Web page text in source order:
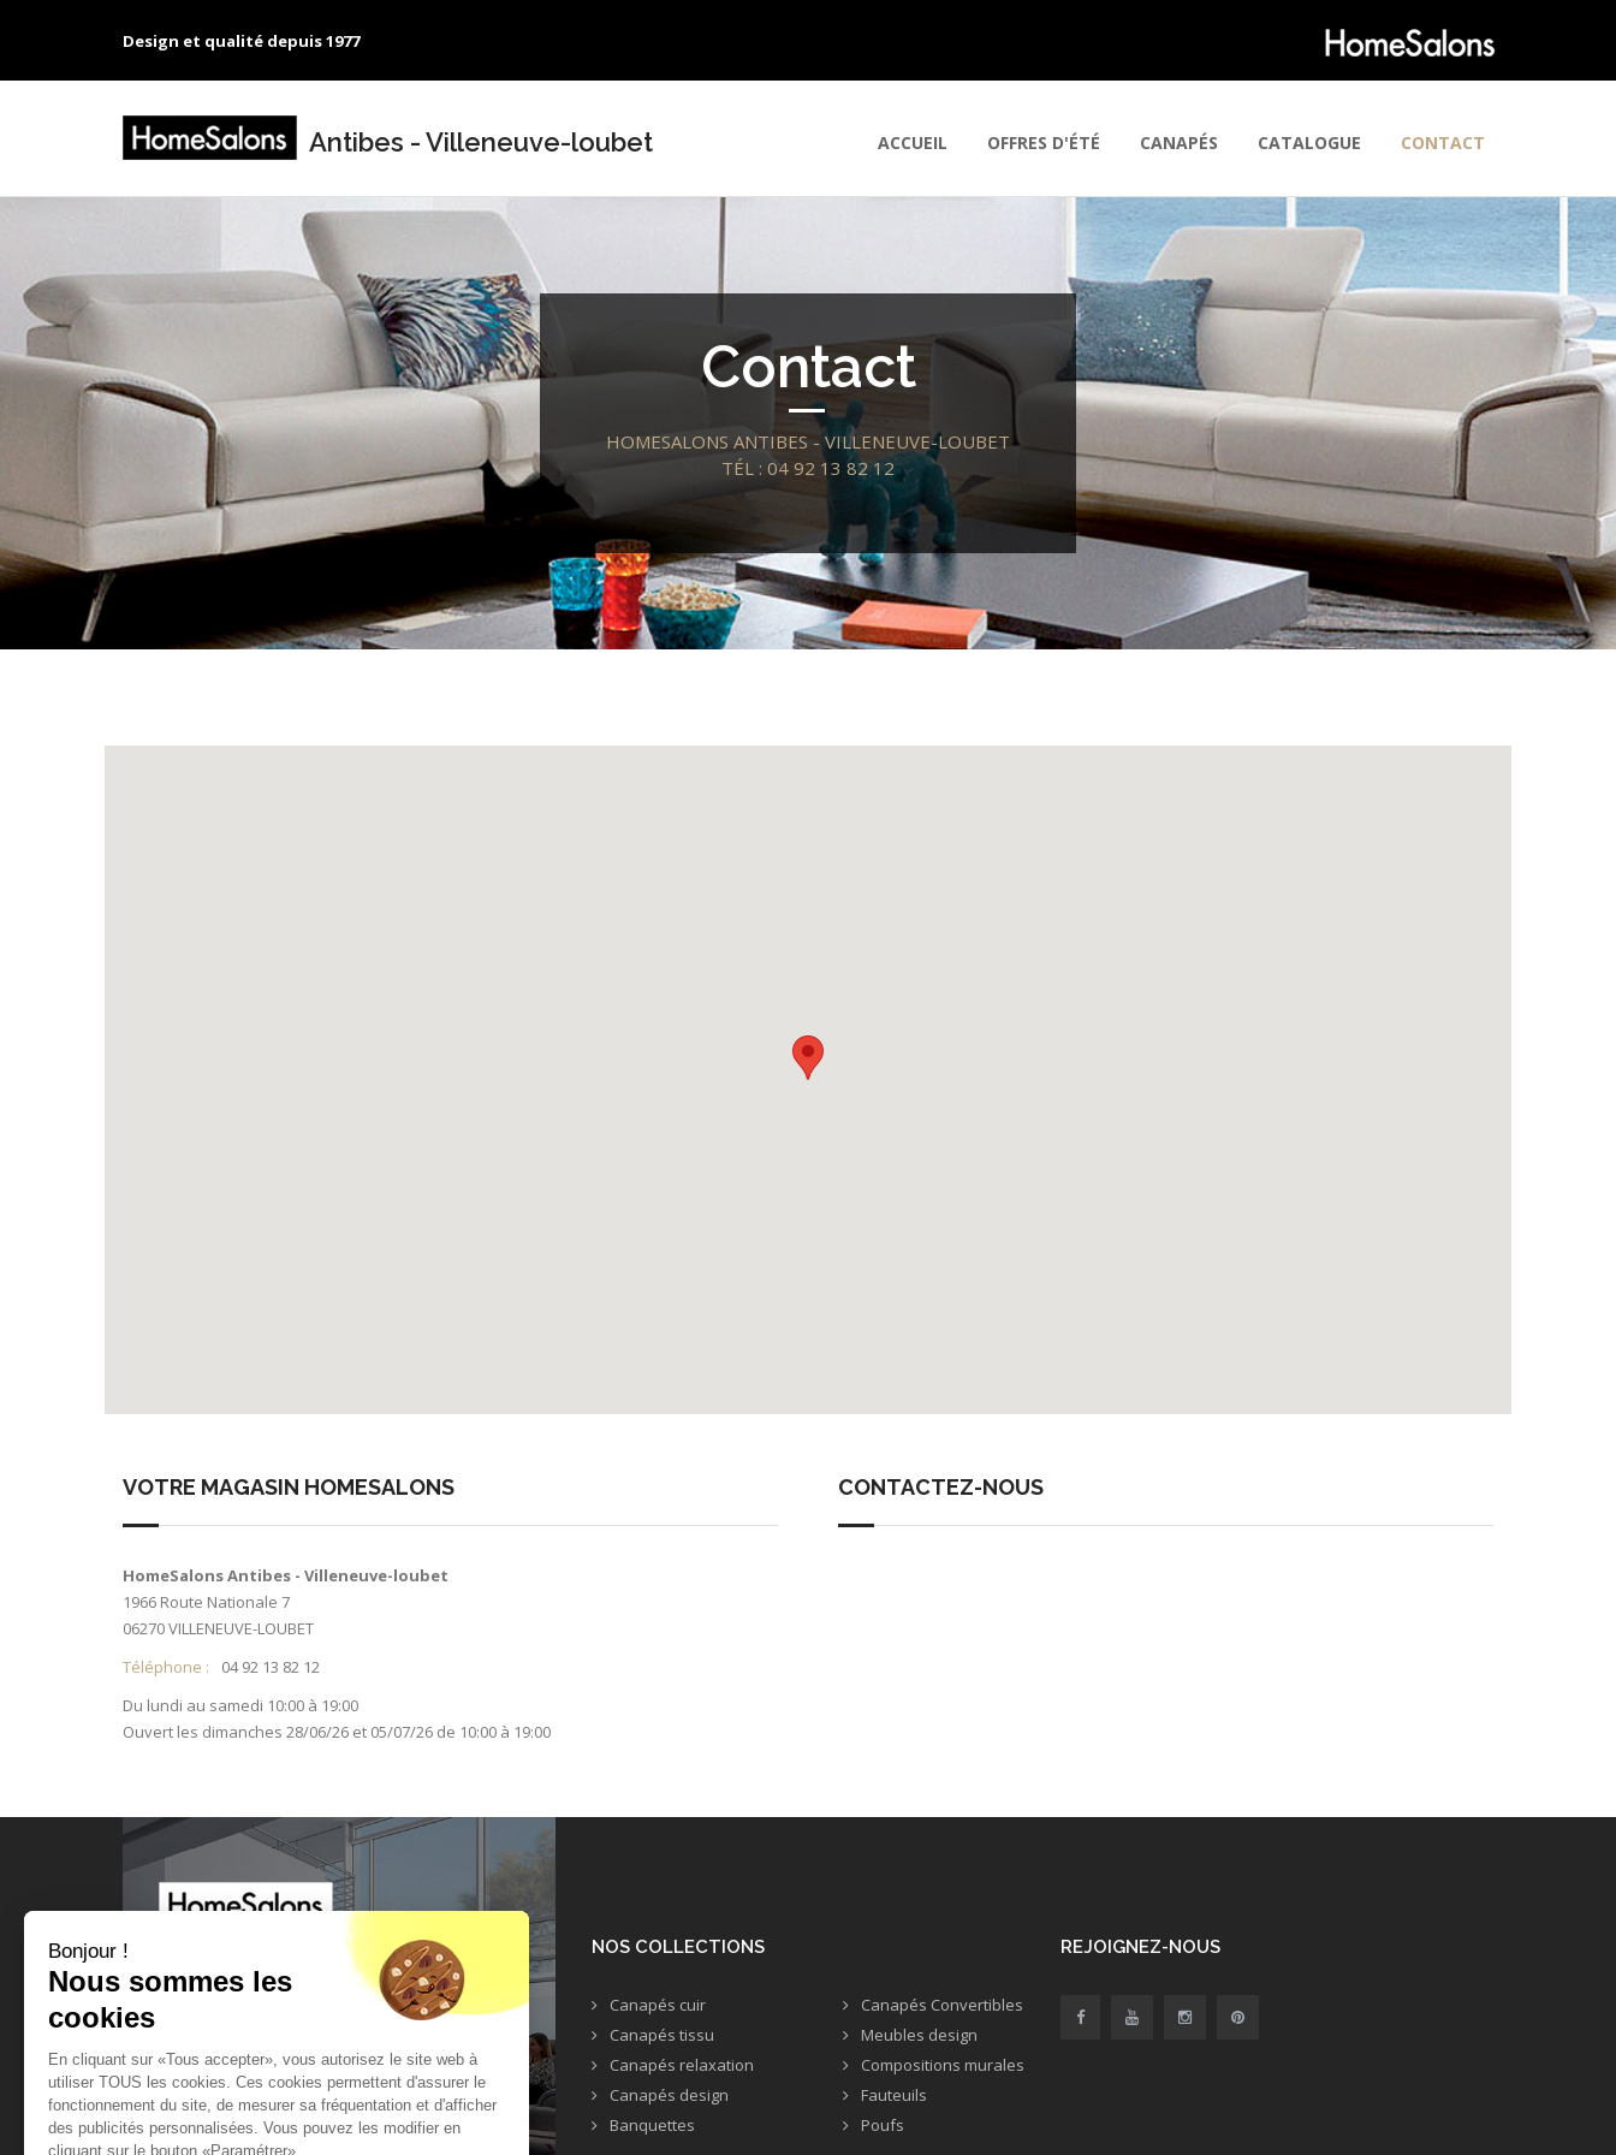
Design et qualité depuis 1977
Antibes - Villeneuve-loubet ACCUEIL OFFRES D'ÉTÉ CANAPÉS CATALOGUE CONTACT
Contact
HOMESALONS ANTIBES - VILLENEUVE-LOUBET
TÉL : 04 92 13 82 12
VOTRE MAGASIN HOMESALONS
HomeSalons Antibes - Villeneuve-loubet
1966 Route Nationale 7
06270 VILLENEUVE-LOUBET
Téléphone :
04 92 13 82 12
Du lundi au samedi 10:00 à 19:00
Ouvert les dimanches 28/06/26 et 05/07/26 de 10:00 à 19:00
CONTACTEZ-NOUS
ANTIBES - VILLENEUVE-LOUBET
Téléphone : 04 92 13 82 12
Fax : 04 93 20 21 30
NOS COLLECTIONS
Canapés cuir
Canapés tissu
Canapés relaxation
Canapés design
Banquettes
Canapés Convertibles
Meubles design
Compositions murales
Fauteuils
Poufs
REJOIGNEZ-NOUS
Bonjour !
Nous sommes les
cookies
En cliquant sur «Tous accepter», vous autorisez le site web à
utiliser TOUS les cookies. Ces cookies permettent d'assurer le
fonctionnement du site, de mesurer sa fréquentation et d'afficher
des publicités personnalisées. Vous pouvez les modifier en
cliquant sur le bouton «Paramétrer».